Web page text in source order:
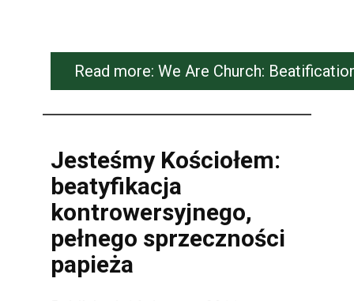
Read more: We Are Church:
Jesteśmy Kościołem:
beatyfikacja
kontrowersyjnego,
pełnego sprzeczności
papieża